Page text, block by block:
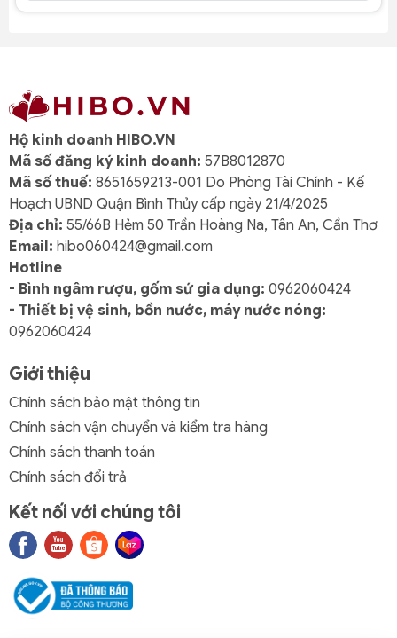
Hộ kinh doanh HIBO.VN
Mã số đăng ký kinh doanh: 57B8012870
Mã số thuế: 8651659213-001 Do Phòng Tài Chính - Kế
Hoạch UBND Quận Bình Thủy cấp ngày 21/4/2025
Địa chỉ: 55/66B Hẻm 50 Trần Hoàng Na, Tân An, Cần Thơ
Email: hibo060424@gmail.com
Hotline
- Bình ngâm rượu, gốm sứ gia dụng: 0962060424
- Thiết bị vệ sinh, bồn nước, máy nước nóng:
0962060424
Giới thiệu
Chính sách bảo mật thông tin
Chính sách vận chuyển và kiểm tra hàng
Chính sách thanh toán
Chính sách đổi trả
Kết nối với chúng tôi